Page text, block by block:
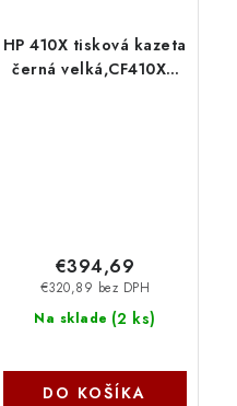
HP 410X tisková kazeta
černá velká,CF410XD
Na sklade (2 ks)
€320,89 bez DPH
€394,69
DO KOŠÍKA